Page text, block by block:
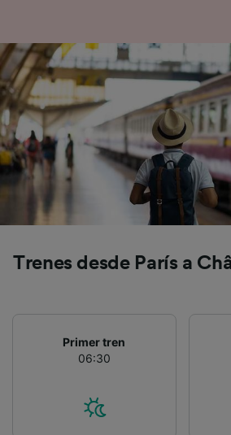
Trenes desde París a
Primer tren
06:30
dispositivo y/o acceder a ella.
contenido personalizados,
publicidad y contenido,
audiencia y desarrollo de
Lista de asociados